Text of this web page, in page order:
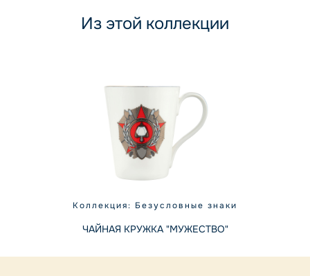
Из этой коллекции
Коллекция: Безусловные знаки
ЧАЙНАЯ КРУЖКА "МУЖЕСТВО"